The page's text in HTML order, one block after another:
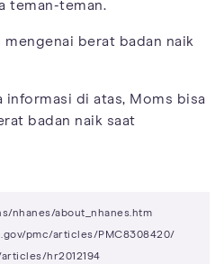
teman-teman.
mengenai berat badan naik
informasi di atas, Moms bisa
badan naik saat
nhanes/about_nhanes.htm
pmc/articles/PMC8308420/
hr2012194